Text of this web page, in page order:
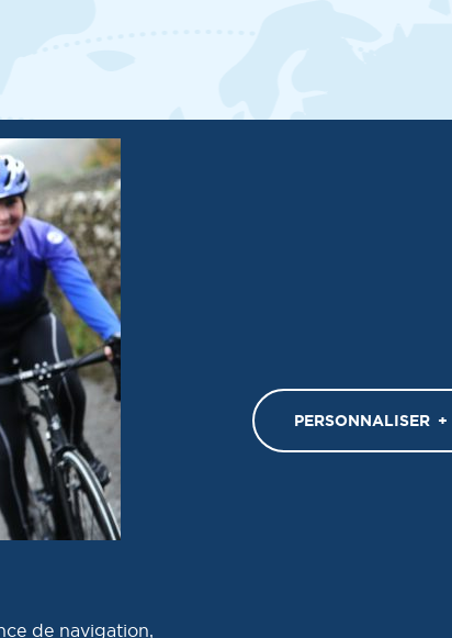
JE VEUX VIVRE L'AVENTURE!
AVEC NOUS
- Conception et réalisation :
de navigation,
PERSONNALISER +